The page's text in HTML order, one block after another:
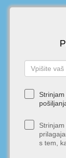
s tem,